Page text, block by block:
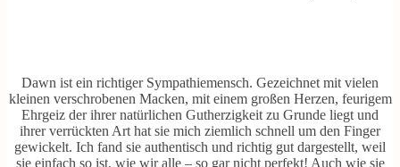
Dawn ist ein richtiger Sympathiemensch. Gezeichnet mit vielen
kleinen verschrobenen Macken, mit einem großen Herzen, feurigem
Ehrgeiz der ihrer natürlichen Gutherzigkeit zu Grunde liegt und
ihrer verrückten Art hat sie mich ziemlich schnell um den Finger
gewickelt. Ich fand sie authentisch und richtig gut dargestellt, weil
sie einfach so ist, wie wir alle – so gar nicht perfekt! Auch wie sie